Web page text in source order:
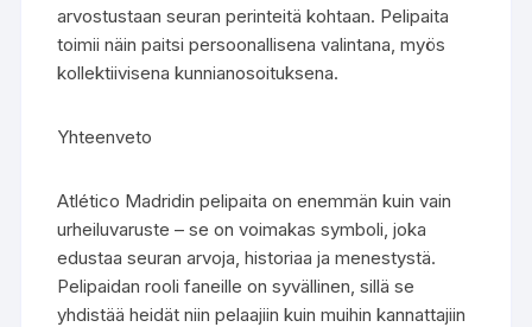
arvostustaan seuran perinteitä kohtaan. Pelipaita
toimii näin paitsi persoonallisena valintana, myös
kollektiivisena kunnianosoituksena.
Yhteenveto
Atlético Madridin pelipaita on enemmän kuin vain
urheiluvaruste – se on voimakas symboli, joka
edustaa seuran arvoja, historiaa ja menestystä.
Pelipaidan rooli faneille on syvällinen, sillä se
yhdistää heidät niin pelaajiin kuin muihin kannattajiin